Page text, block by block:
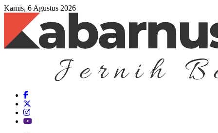
Kamis, 6 Agustus 2026